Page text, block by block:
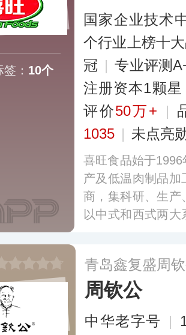
： 10个
国家企业技术
个行业上榜十
冠 | 专业评测
注册资本1颗星
评价50万+ |
1035 | 未点亮
喜旺食品始于
产及低温肉制品
商，集科研、生产
以中式和西式两
青岛鑫复盛周
周钦公
中华老字号 |